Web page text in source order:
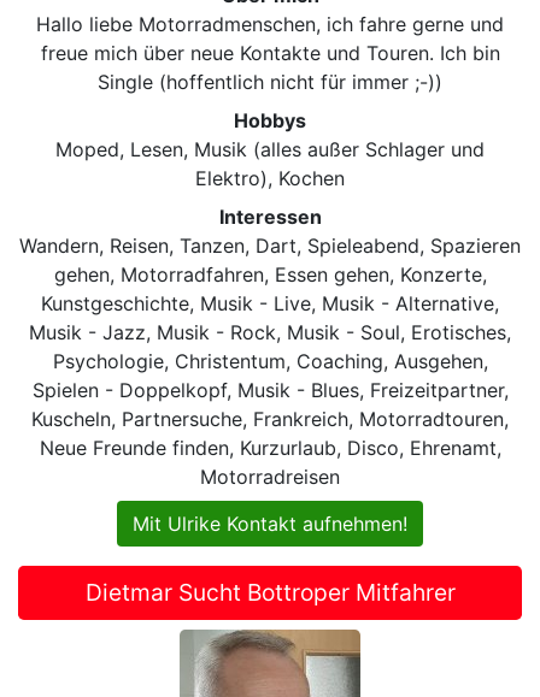
Hallo liebe Motorradmenschen, ich fahre gerne und
freue mich über neue Kontakte und Touren. Ich bin
Single (hoffentlich nicht für immer ;-))
Hobbys
Moped, Lesen, Musik (alles außer Schlager und
Elektro), Kochen
Interessen
Wandern, Reisen, Tanzen, Dart, Spieleabend, Spazieren
gehen, Motorradfahren, Essen gehen, Konzerte,
Kunstgeschichte, Musik - Live, Musik - Alternative,
Musik - Jazz, Musik - Rock, Musik - Soul, Erotisches,
Psychologie, Christentum, Coaching, Ausgehen,
Spielen - Doppelkopf, Musik - Blues, Freizeitpartner,
Kuscheln, Partnersuche, Frankreich, Motorradtouren,
Neue Freunde finden, Kurzurlaub, Disco, Ehrenamt,
Motorradreisen
Mit Ulrike Kontakt aufnehmen!
Dietmar Sucht Bottroper Mitfahrer